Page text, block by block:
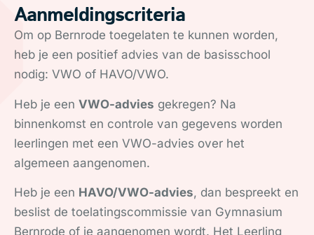
Aanmeldingscriteria
Om op Bernrode toegelaten te kunnen worden,
heb je een positief advies van de basisschool
nodig: VWO of HAVO/VWO.
Heb je een VWO-advies gekregen? Na
binnenkomst en controle van gegevens worden
leerlingen met een VWO-advies over het
algemeen aangenomen.
Heb je een HAVO/VWO-advies, dan bespreekt en
beslist de toelatingscommissie van Gymnasium
Bernrode of je aangenomen wordt. Het Leerling